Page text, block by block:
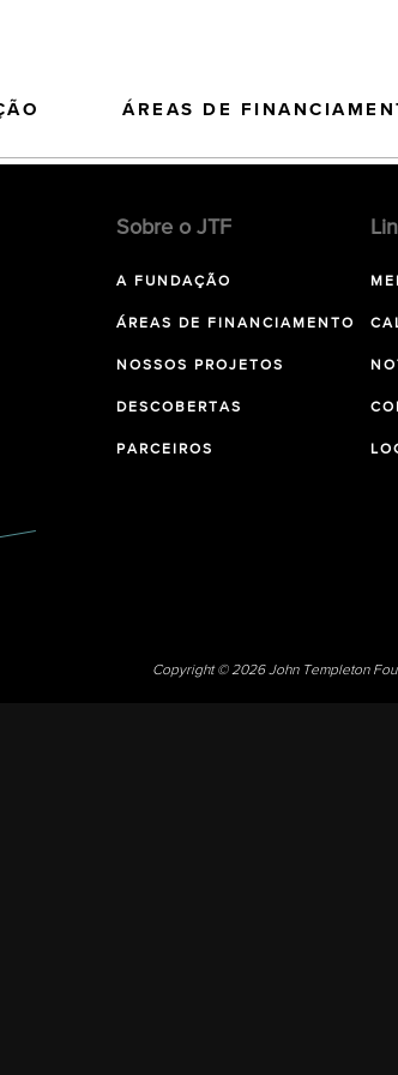
ÁREAS DE
Sobre o JTF
A FUNDAÇÃO
ÁREAS DE FINANCIAMENTO
NOSSOS PROJETOS
DESCOBERTAS
PARCEIROS
Copyright © 2026 John Templeton